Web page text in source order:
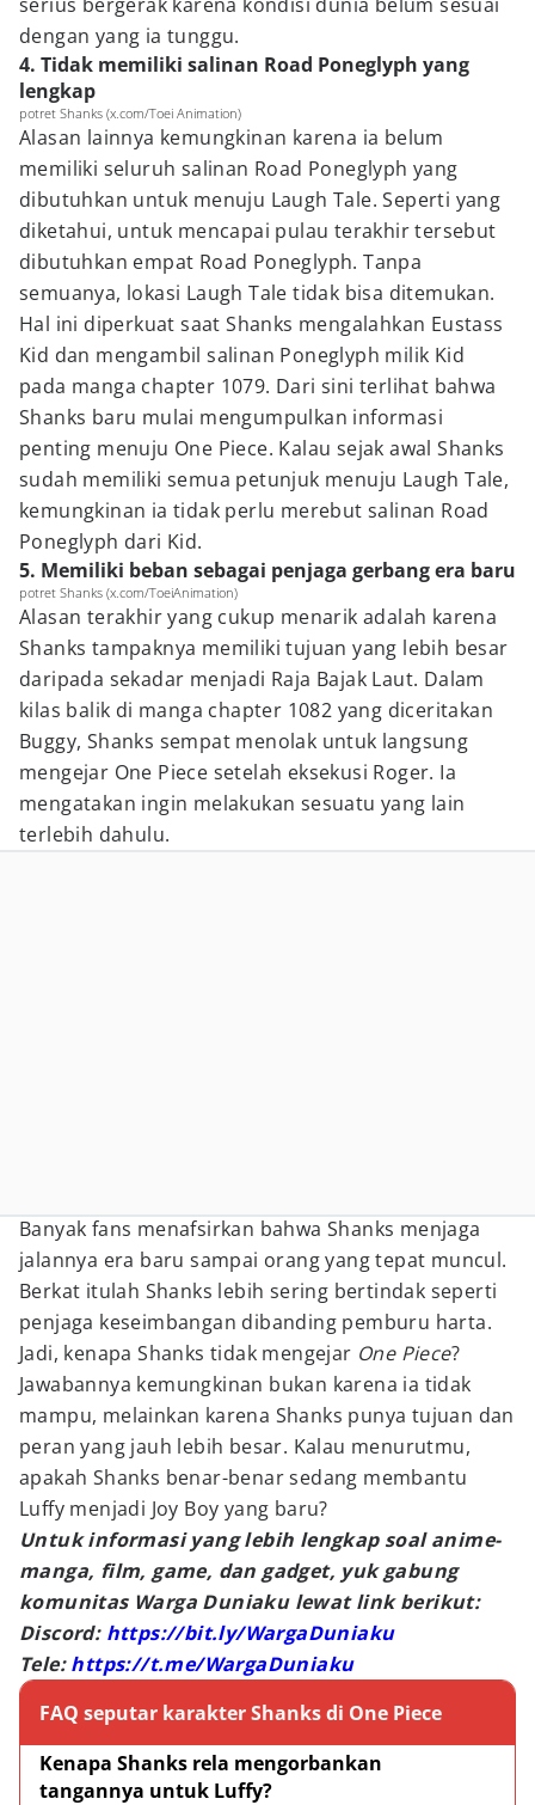
dengan yang ia tunggu.
4. Tidak memiliki salinan Road Poneglyph yang
lengkap
potret Shanks (x.com/Toei Animation)
Alasan lainnya kemungkinan karena ia belum
memiliki seluruh salinan Road Poneglyph yang
dibutuhkan untuk menuju Laugh Tale. Seperti yang
diketahui, untuk mencapai pulau terakhir tersebut
dibutuhkan empat Road Poneglyph. Tanpa
semuanya, lokasi Laugh Tale tidak bisa ditemukan.
Hal ini diperkuat saat Shanks mengalahkan Eustass
Kid dan mengambil salinan Poneglyph milik Kid
pada manga chapter 1079. Dari sini terlihat bahwa
Shanks baru mulai mengumpulkan informasi
penting menuju One Piece. Kalau sejak awal Shanks
sudah memiliki semua petunjuk menuju Laugh Tale,
kemungkinan ia tidak perlu merebut salinan Road
Poneglyph dari Kid.
5. Memiliki beban sebagai penjaga gerbang era baru
potret Shanks (x.com/ToeiAnimation)
Alasan terakhir yang cukup menarik adalah karena
Shanks tampaknya memiliki tujuan yang lebih besar
daripada sekadar menjadi Raja Bajak Laut. Dalam
kilas balik di manga chapter 1082 yang diceritakan
Buggy, Shanks sempat menolak untuk langsung
mengejar One Piece setelah eksekusi Roger. Ia
mengatakan ingin melakukan sesuatu yang lain
terlebih dahulu.
Banyak fans menafsirkan bahwa Shanks menjaga
jalannya era baru sampai orang yang tepat muncul.
Berkat itulah Shanks lebih sering bertindak seperti
penjaga keseimbangan dibanding pemburu harta.
Jadi, kenapa Shanks tidak mengejar One Piece?
Jawabannya kemungkinan bukan karena ia tidak
mampu, melainkan karena Shanks punya tujuan dan
peran yang jauh lebih besar. Kalau menurutmu,
apakah Shanks benar-benar sedang membantu
Luffy menjadi Joy Boy yang baru?
Untuk informasi yang lebih lengkap soal anime-
manga, film, game, dan gadget, yuk gabung
komunitas Warga Duniaku lewat link berikut:
Discord: https://bit.ly/WargaDuniaku
Tele:https://t.me/WargaDuniaku
FAQ seputar karakter Shanks di One Piece
Kenapa Shanks rela mengorbankan
tangannya untuk Luffy?